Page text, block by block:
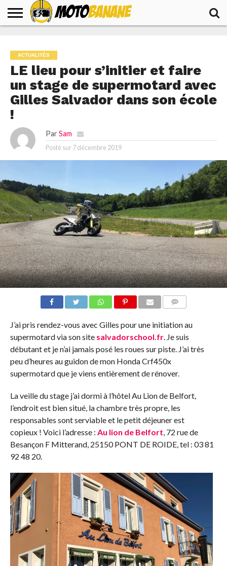
PRODUITS
ACTUALITÉS
LE lieu pour s’initier et faire
un stage de supermotard avec
Gilles Salvador dans son école
!
Par Sam
Posté sur 7 décembre 2019
J’ai pris rendez-vous avec Gilles pour une initiation au
supermotard via son site salvadorschool.fr. Je suis
débutant et je n’ai jamais posé les roues sur piste. J’ai très
peu d’heures au guidon de mon Honda Crf450x
supermotard que je viens entièrement de rénover.
La veille du stage j’ai dormi à l’hôtel Au Lion de Belfort,
l’endroit est bien situé, la chambre très propre, les
responsables sont serviable et le petit déjeuner est
copieux ! Voici l’adresse : Au lion de Belfort, 72 rue de
Besançon F Mitterand, 25150 PONT DE ROIDE, tel : 03 81
92 48 20.